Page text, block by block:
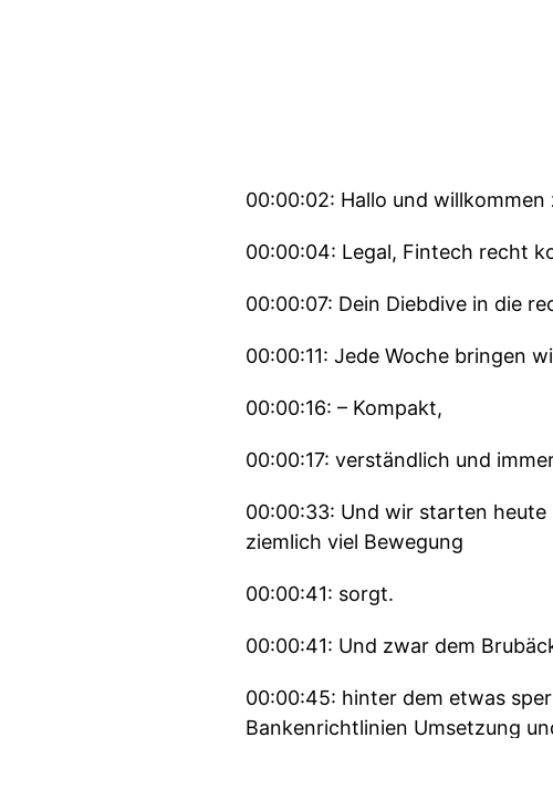
00:00:02: Hallo und willkommen
00:00:04: Legal, Fintech recht
00:00:07: Dein Diebdive in die
00:00:11: Jede Woche bringen
00:00:16: – Kompakt,
00:00:17: verständlich und
00:00:33: Und wir starten heute
ziemlich viel Bewegung
00:00:41: sorgt.
00:00:41: Und zwar dem
00:00:45: hinter dem etwas
Bankenrichtlinien Umsetzung